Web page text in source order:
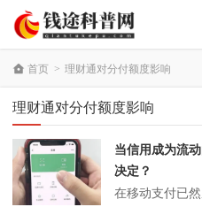
首页 > 理财通对分付额度影响
理财通对分付额度影响
当信用成为流
决定？